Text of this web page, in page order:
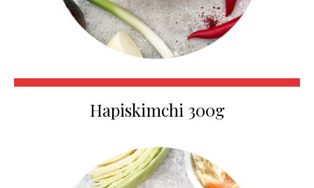
Hapiskimchi 300g